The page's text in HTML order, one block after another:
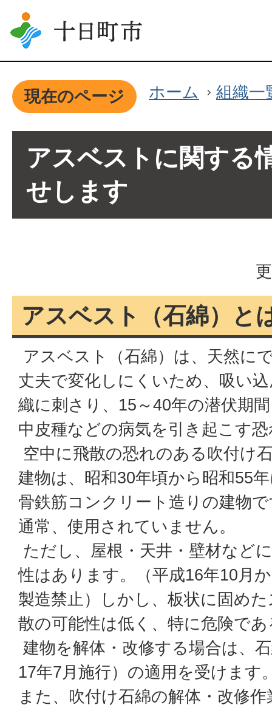
現在のページ ホーム 組織一
アスベストに関する
せします
アスベスト（石綿）と
アスベスト（石綿）は、天然に
丈夫で変化しにくいため、吸い
織に刺さり、15～40年の潜伏期
中皮種などの病気を引き起こす
空中に飛散の恐れのある吹付け
建物は、昭和30年頃から昭和55
骨鉄筋コンクリート造りの建物
通常、使用されていません。
ただし、屋根・天井・壁材など
性はあります。（平成16年10月
製造禁止）しかし、板状に固め
散の可能性は低く、特に危険で
建物を解体・改修する場合は、
17年7月施行）の適用を受けます
また、吹付け石綿の解体・改修